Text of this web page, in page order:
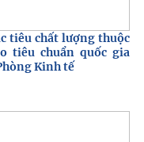
tiêu chất lượng thuộc
tiêu chuẩn quốc gia
Kinh tế